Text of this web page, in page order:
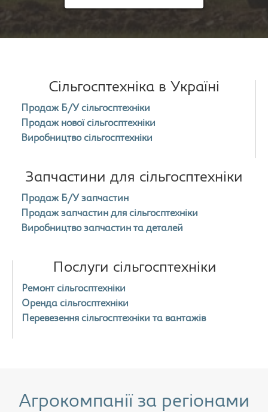
Сільгосптехніка в Україні
Продаж Б/У сільгосптехніки
Продаж нової сільгосптехніки
Виробництво сільгосптехніки
Запчастини для сільгосптехніки
Продаж Б/У запчастин
Продаж запчастин для сільгосптехніки
Виробництво запчастин та деталей
Послуги сільгосптехніки
Ремонт сільгосптехніки
Оренда сільгосптехніки
Перевезення сільгосптехніки та вантажів
Агрокомпанії за регіонами